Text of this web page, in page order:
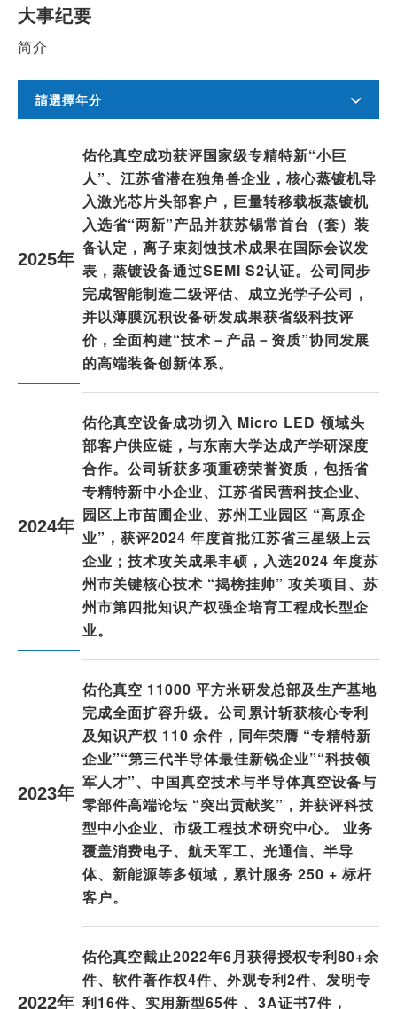
大事纪要
简介
請選擇年分
2025年
佑伦真空成功获评国家级专精特新“小巨
人”、江苏省潜在独角兽企业，核心蒸镀机导
入激光芯片头部客户，巨量转移载板蒸镀机
入选省“两新”产品并获苏锡常首台（套）装
备认定，离子束刻蚀技术成果在国际会议发
表，蒸镀设备通过SEMI S2认证。公司同步
完成智能制造二级评估、成立光学子公司，
并以薄膜沉积设备研发成果获省级科技评
价，全面构建“技术－产品－资质”协同发展
的高端装备创新体系。
2024年
佑伦真空设备成功切入 Micro LED 领域头
部客户供应链，与东南大学达成产学研深度
合作。公司斩获多项重磅荣誉资质，包括省
专精特新中小企业、江苏省民营科技企业、
园区上市苗圃企业、苏州工业园区 “高原企
业”，获评2024 年度首批江苏省三星级上云
企业；技术攻关成果丰硕，入选2024 年度苏
州市关键核心技术 “揭榜挂帅” 攻关项目、苏
州市第四批知识产权强企培育工程成长型企
业。
2023年
佑伦真空 11000 平方米研发总部及生产基地
完成全面扩容升级。公司累计斩获核心专利
及知识产权 110 余件，同年荣膺 “专精特新
企业”“第三代半导体最佳新锐企业”“科技领
军人才”、中国真空技术与半导体真空设备与
零部件高端论坛 “突出贡献奖”，并获评科技
型中小企业、市级工程技术研究中心。 业务
覆盖消费电子、航天军工、光通信、半导
体、新能源等多领域，累计服务 250 + 标杆
客户。
2022年
佑伦真空截止2022年6月获得授权专利80+余
件、软件著作权4件、外观专利2件、发明专
利16件、实用新型65件 、3A证书7件，